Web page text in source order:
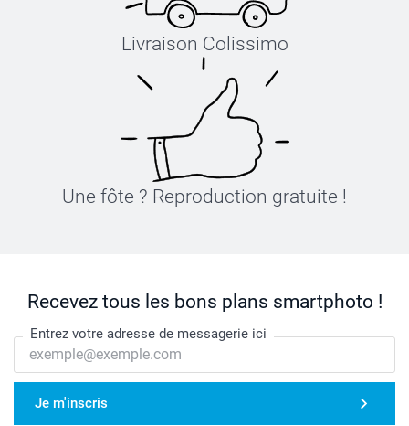
Livraison Colissimo
Une fôte ? Reproduction gratuite !
Recevez tous les bons plans smartphoto !
Entrez votre adresse de messagerie ici
Je m'inscris